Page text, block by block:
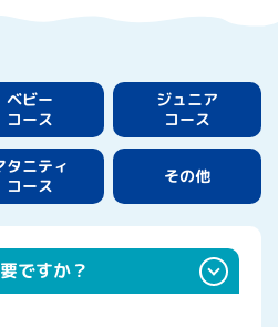
ベビー
コース
ジュニア
コース
タニティ
コース その他
ですか？